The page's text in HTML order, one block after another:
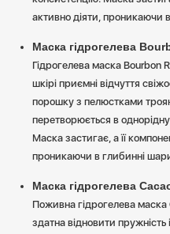
активно діяти, проникаючи
Маска гідрогелева
Гідрогелева маска Bourbon
шкірі приємні відчуття
порошку з пелюстками
перетворюється в
Маска застигає, а її
проникаючи в глибинні
Маска гідрогелева
Поживна гідрогелева
здатна відновити